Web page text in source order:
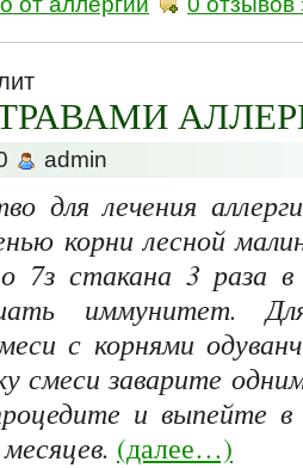
admin
для лечения
корни лесной
7з стакана 3 раза в
иммунитет.
с корнями
смеси за­варите
и выпейте
(далее…)